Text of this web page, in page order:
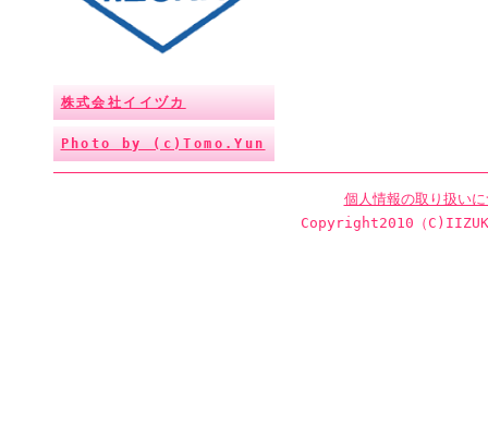
株式会社イイヅカ
Photo by (c)Tomo.Yun
個人情報の取り扱い
Copyright2010（